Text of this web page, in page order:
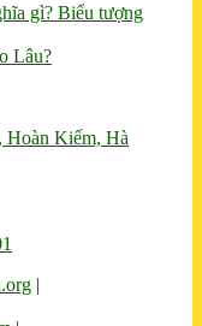
gì? Biểu tượng
Lâu?
Hoàn Kiếm, Hà
|